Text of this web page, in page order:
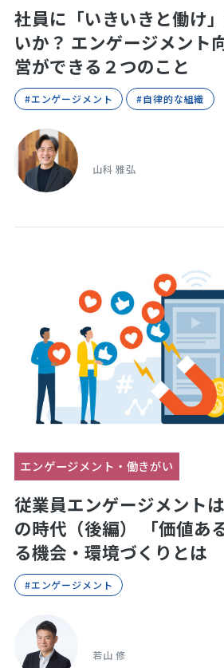
社員に「いきいきと働け
いか？ エンゲージメント
営ができる２つのこと
#エンゲージメント #自律的な組織
山科 雅弘
エンゲージメント・働きがい
従業員エンゲージメント
の時代（後編） 「価値あ
る機会・環境づくりとは
#エンゲージメント
若山 修